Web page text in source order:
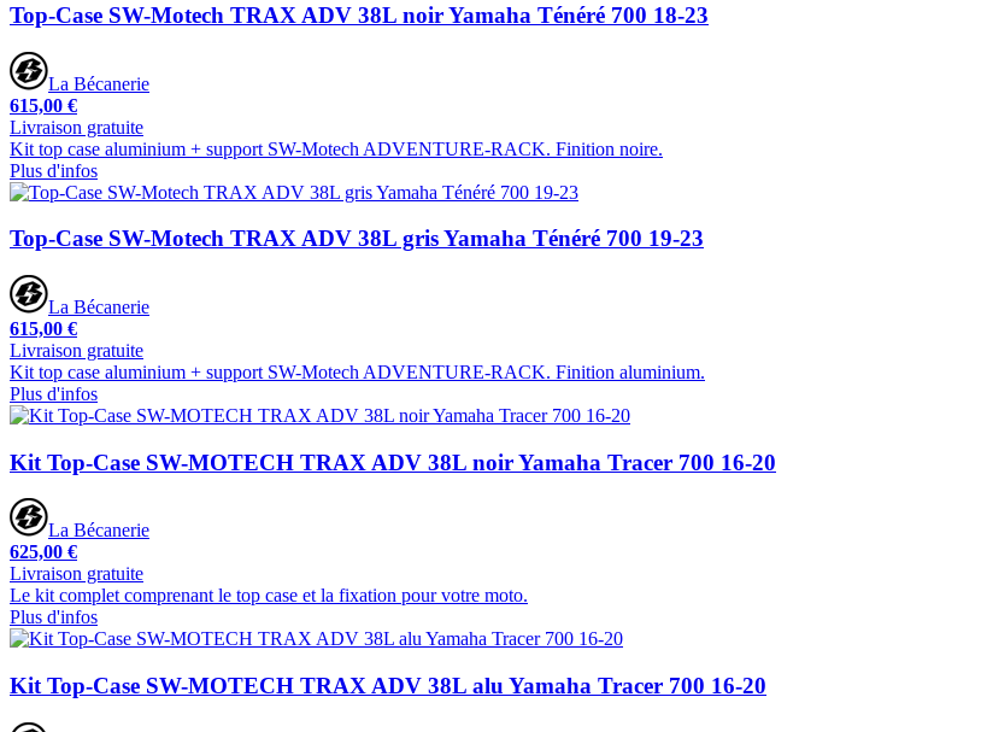
Top-Case SW-Motech TRAX ADV 38L noir Yamaha Ténéré 700 18-23
La Bécanerie
615,00 €
Livraison gratuite
Kit top case aluminium + support SW-Motech ADVENTURE-RACK. Finition noire.
Plus d'infos
Top-Case SW-Motech TRAX ADV 38L gris Yamaha Ténéré 700 19-23
La Bécanerie
615,00 €
Livraison gratuite
Kit top case aluminium + support SW-Motech ADVENTURE-RACK. Finition aluminium.
Plus d'infos
Kit Top-Case SW-MOTECH TRAX ADV 38L noir Yamaha Tracer 700 16-20
La Bécanerie
625,00 €
Livraison gratuite
Le kit complet comprenant le top case et la fixation pour votre moto.
Plus d'infos
Kit Top-Case SW-MOTECH TRAX ADV 38L alu Yamaha Tracer 700 16-20